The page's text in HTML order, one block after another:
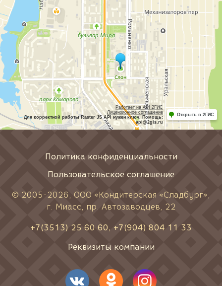
Работает на API 2ГИС
Лицензионное соглашение
Для корректной работы Raster JS API нужен ключ. Помощь:
api@2gis.ru
Открыть в 2ГИС
Политика конфиденциальности
Пользовательское соглашение
© 2005-2026 , ООО «Кондитерская «Сладбург»,
г. Миасс, пр. Автозаводцев, 22
+7(3513) 25 60 60, +7(904) 804 11 33
Реквизиты компании